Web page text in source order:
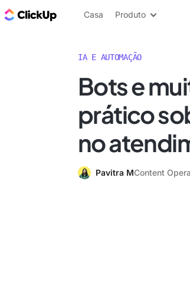
ClickUp Blogue
Casa Produto
IA E AUTOMAÇÃO
Bots e
prático
no
Pavitra MContent